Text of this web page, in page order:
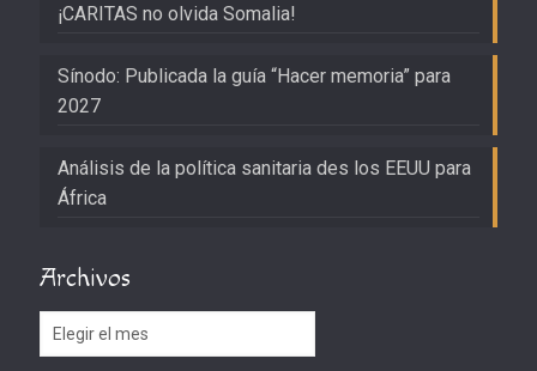
¡CARITAS no olvida Somalia!
Sínodo: Publicada la guía “Hacer memoria” para
2027
Análisis de la política sanitaria des los EEUU para
África
Archivos
Archivos